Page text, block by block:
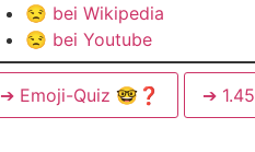
😒 bei Wikipedia
😒 bei Youtube
➔ Emoji-Quiz 🤓❓ ➔